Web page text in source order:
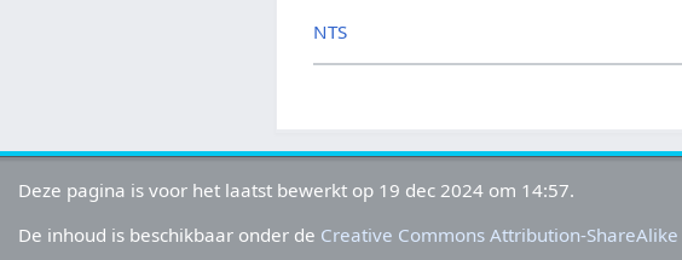
NTS
Deze pagina is voor het laatst bewerkt op 19 dec 2024 om 14:57.
De inhoud is beschikbaar onder de Creative Commons Attribution-ShareAlike